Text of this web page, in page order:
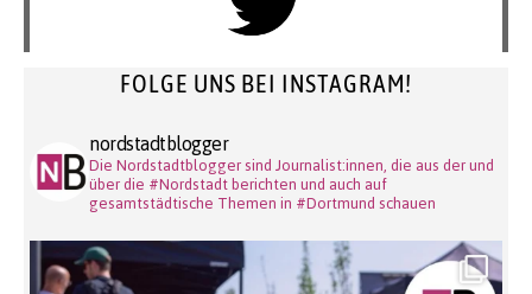
FOLGE UNS BEI INSTAGRAM!
nordstadtblogger
Die Nordstadtblogger sind Journalist:innen, die aus der und
über die #Nordstadt berichten und auch auf
gesamtstädtische Themen in #Dortmund schauen